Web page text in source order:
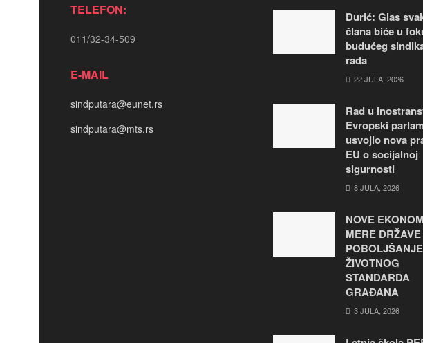
TELEFON:
011/32-34-509
E-MAIL
sindputara@eunet.rs
sindputara@mts.rs
Đurić: Glas
člana biće u
budućeg
rada
22 JULA, 2026
Rad u
Evropski
usvojio nova
EU o socijalnoj
sigurnosti
8 JULA, 2026
NOVE
MERE
POBOLJŠANJE
ŽIVOTNOG
STANDARDA
GRAĐANA
3 JULA, 2026